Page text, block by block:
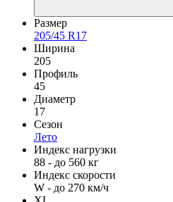
Размер
205/45 R17
Ширина
205
Профиль
45
Диаметр
17
Сезон
Лето
Индекс нагрузки
88 - до 560 кг
Индекс скорости
W - до 270 км/ч